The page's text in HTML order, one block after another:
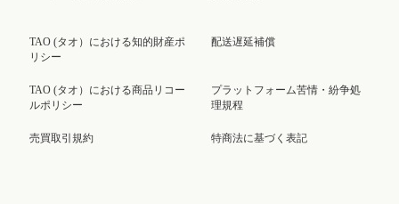
TAO (タオ）における知的財産ポ
リシー
TAO (タオ）における商品リコー
ルポリシー
売買取引規約
配送遅延補償
プラットフォーム苦情・紛争処
理規程
特商法に基づく表記